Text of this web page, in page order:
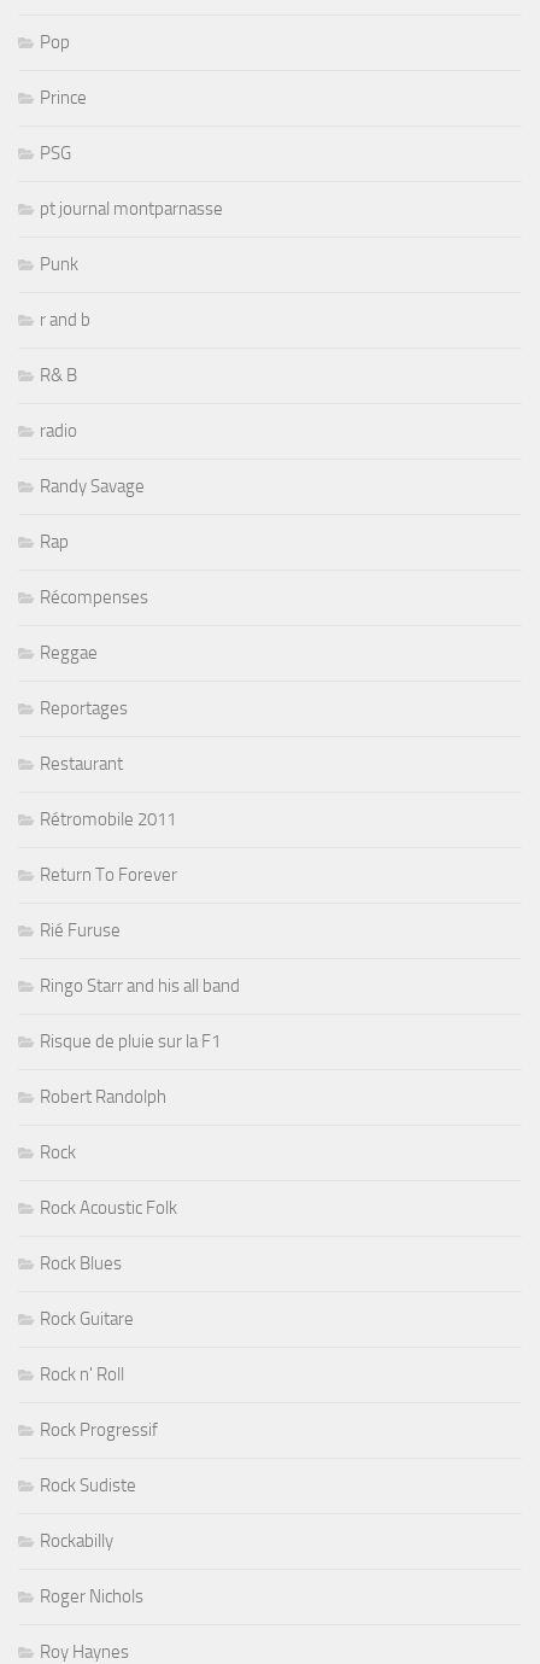
Pop
Prince
PSG
pt journal montparnasse
Punk
r and b
R& B
radio
Randy Savage
Rap
Récompenses
Reggae
Reportages
Restaurant
Rétromobile 2011
Return To Forever
Rié Furuse
Ringo Starr and his all band
Risque de pluie sur la F1
Robert Randolph
Rock
Rock Acoustic Folk
Rock Blues
Rock Guitare
Rock n' Roll
Rock Progressif
Rock Sudiste
Rockabilly
Roger Nichols
Roy Haynes